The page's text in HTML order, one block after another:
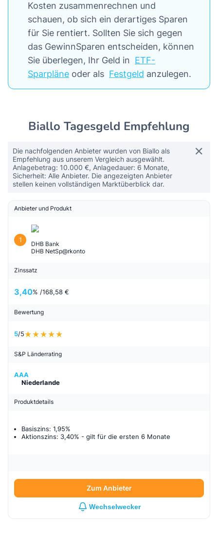
Kosten zusammenrechnen und
schauen, ob sich ein derartiges Sparen
für Sie rentiert. Sollten Sie sich gegen
das GewinnSparen entscheiden, können
Sie überlegen, Ihr Geld in ETF-
Sparpläne oder als Festgeld anzulegen.
Biallo Tagesgeld Empfehlung
Die nachfolgenden Anbieter wurden von Biallo als
Empfehlung aus unserem Vergleich ausgewählt.
Anlagebetrag: 10.000 €, Anlagedauer: 6 Monate,
Sicherheit: Alle Anbieter. Die angezeigten Anbieter
stellen keinen vollständigen Marktüberblick dar.
Anbieter und Produkt
1
DHB Bank
DHB NetSp@rkonto
Zinssatz
3,40% /168,58 €
Bewertung
5/5
S&P Länderrating
AAA
Niederlande
Produktdetails
Basiszins: 1,95%
Aktionszins: 3,40% - gilt für die ersten 6 Monate
Zum Anbieter
Wechselwecker